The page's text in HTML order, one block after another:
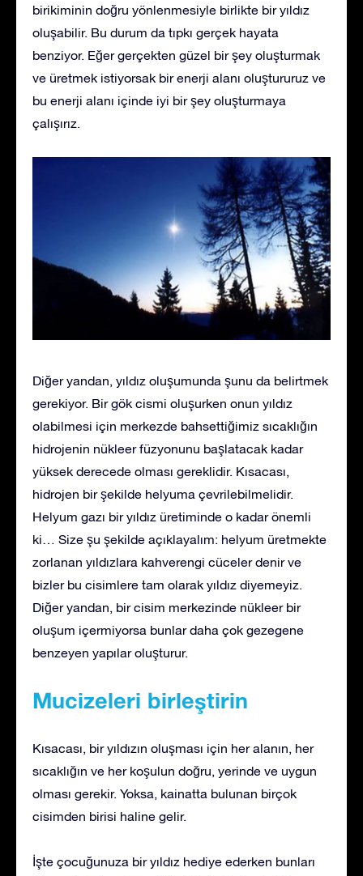
birikiminin doğru yönlenmesiyle birlikte bir yıldız
oluşabilir. Bu durum da tıpkı gerçek hayata
benziyor. Eğer gerçekten güzel bir şey oluşturmak
ve üretmek istiyorsak bir enerji alanı oluştururuz ve
bu enerji alanı içinde iyi bir şey oluşturmaya
çalışırız.
Diğer yandan, yıldız oluşumunda şunu da belirtmek
gerekiyor. Bir gök cismi oluşurken onun yıldız
olabilmesi için merkezde bahsettiğimiz sıcaklığın
hidrojenin nükleer füzyonunu başlatacak kadar
yüksek derecede olması gereklidir. Kısacası,
hidrojen bir şekilde helyuma çevrilebilmelidir.
Helyum gazı bir yıldız üretiminde o kadar önemli
ki… Size şu şekilde açıklayalım: helyum üretmekte
zorlanan yıldızlara kahverengi cüceler denir ve
bizler bu cisimlere tam olarak yıldız diyemeyiz.
Diğer yandan, bir cisim merkezinde nükleer bir
oluşum içermiyorsa bunlar daha çok gezegene
benzeyen yapılar oluşturur.
Mucizeleri birleştirin
Kısacası, bir yıldızın oluşması için her alanın, her
sıcaklığın ve her koşulun doğru, yerinde ve uygun
olması gerekir. Yoksa, kainatta bulunan birçok
cisimden birisi haline gelir.
İşte çocuğunuza bir yıldız hediye ederken bunları